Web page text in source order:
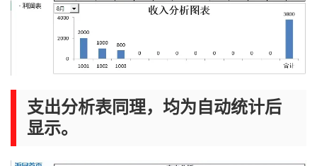
支出分析表同理，均为自动统计后
显示。